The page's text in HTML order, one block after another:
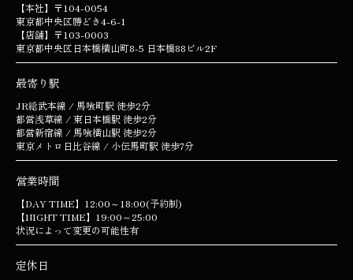
【本社】〒104-0054
東京都中央区勝どき4-6-1
【店舗】〒103-0003
東京都中央区日本橋横山町8-5 日本橋88ビル2F
最寄り駅
JR総武本線 / 馬喰町駅 徒歩2分
都営浅草線 / 東日本橋駅 徒歩2分
都営新宿線 / 馬喰横山駅 徒歩2分
東京メトロ日比谷線 / 小伝馬町駅 徒歩7分
営業時間
【DAY TIME】12:00～18:00(予約制)
【NIGHT TIME】19:00～25:00
状況によって変更の可能性有
定休日